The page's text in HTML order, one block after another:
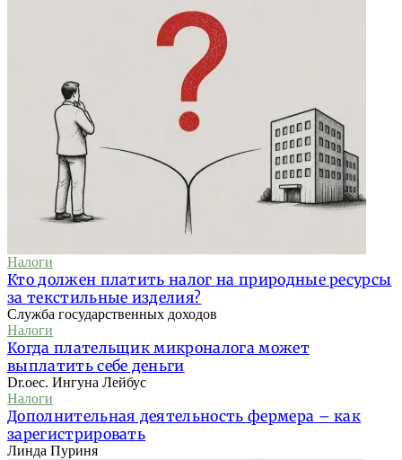
Налоги
Кто должен платить налог на природные ресурсы
за текстильные изделия?
Служба государственных доходов
Налоги
Когда плательщик микроналога может
выплатить себе деньги
Dr.oec. Ингуна Лейбус
Налоги
Дополнительная деятельность фермера – как
зарегистрировать
Линда Пуриня